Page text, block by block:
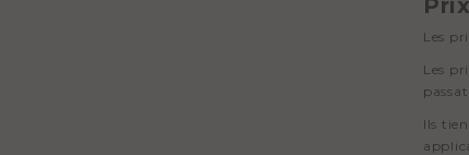
Prix
Les
Les
Ils